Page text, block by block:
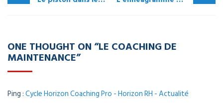
ONE THOUGHT ON “LE COACHING DE
MAINTENANCE”
Ping :Cycle Horizon Coaching Pro - Horizon RH - Actualité